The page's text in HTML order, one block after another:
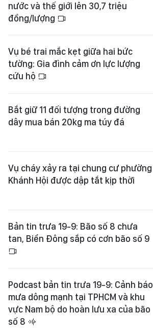
nước và thế giới lên 30,7 triệu
đồng/lượng
Vụ bé trai mắc kẹt giữa hai bức
tường: Gia đình cảm ơn lực lượng
cứu hộ
Bắt giữ 11 đối tượng trong đường
dây mua bán 20kg ma túy đá
Vụ cháy xảy ra tại chung cư phường
Khánh Hội được dập tắt kịp thời
Bản tin trưa 19-9: Bão số 8 chưa
tan, Biển Đông sắp có cơn bão số 9
Podcast bản tin trưa 19-9: Cảnh báo
mưa dông mạnh tại TPHCM và khu
vực Nam bộ do hoàn lưu xa của bão
số 8